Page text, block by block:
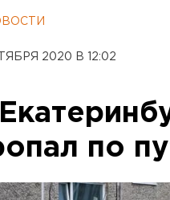
2020 В 12:02
по